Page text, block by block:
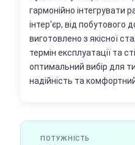
гармонійно інтегрувати
інтер'єр, від побутового
виготовлено з якісної
термін експлуатації та
оптимальний вибір для
надійність та
ПОТУЖНІСТЬ